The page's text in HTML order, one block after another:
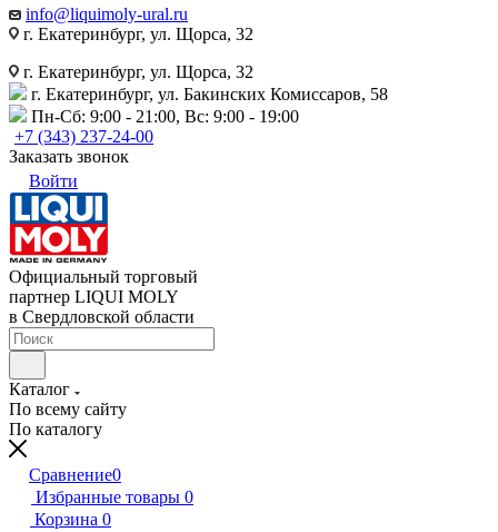
info@liquimoly-ural.ru
г. Екатеринбург, ул. Щорса, 32
г. Екатеринбург, ул. Щорса, 32
г. Екатеринбург, ул. Бакинских Комиссаров, 58
Пн-Сб: 9:00 - 21:00, Вс: 9:00 - 19:00
+7 (343) 237-24-00
Заказать звонок
Войти
Официальный торговый
партнер LIQUI MOLY
в Свердловской области
Каталог
По всему сайту
По каталогу
Сравнение0
Избранные товары 0
Корзина 0